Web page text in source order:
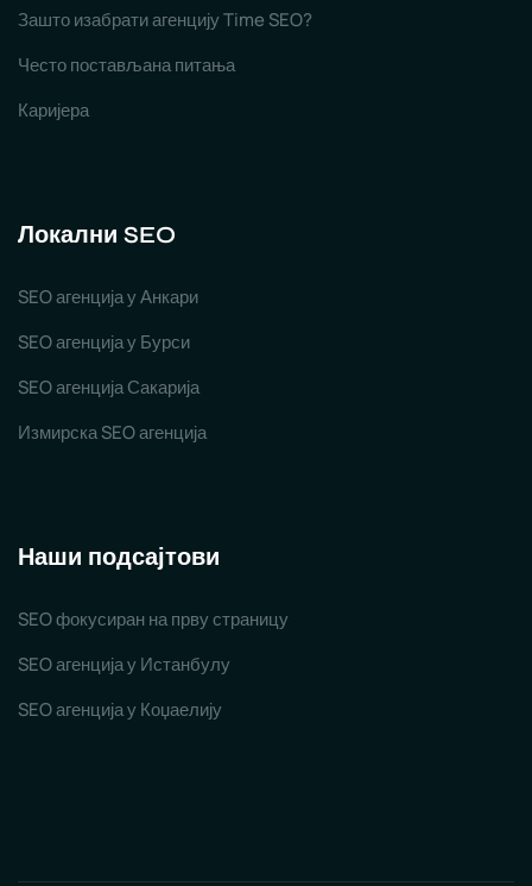
Зашто изабрати агенцију Time SEO?
Често постављана питања
Каријера
Локални SEO
SEO агенција у Анкари
SEO агенција у Бурси
SEO агенција Сакарија
Измирска SEO агенција
Наши подсајтови
SEO фокусиран на прву страницу
SEO агенција у Истанбулу
SEO агенција у Коџаелију